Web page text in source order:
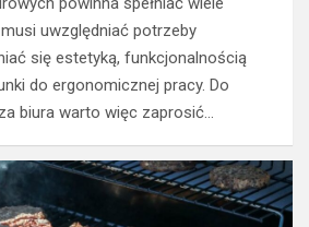
uwzględniać potrzeby
się estetyką, funkcjonalnością
do ergonomicznej pracy. Do
biura warto więc zaprosić…